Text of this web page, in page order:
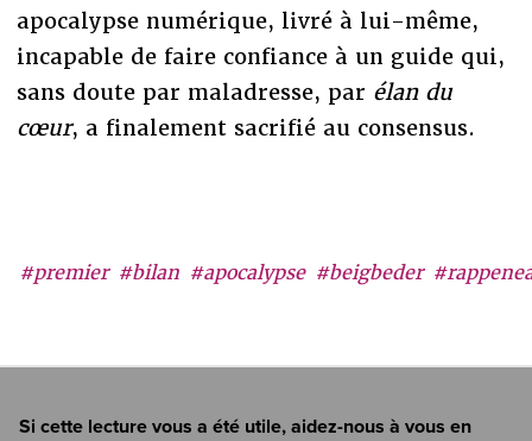
#premier #bilan #apocalypse #beigbeder
apocalypse numérique, livré à lui-même,
incapable de faire confiance à un guide qui,
sans doute par maladresse, par élan du
cœur, a finalement sacrifié au consensus.
Si cette lecture vous a été utile, aidez-nous à vous en